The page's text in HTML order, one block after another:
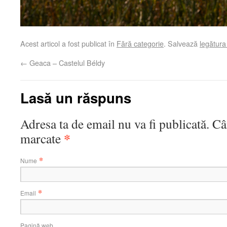
Acest articol a fost publicat în Fără categorie. Salvează
← Geaca – Castelul Béldy
Lasă un răspuns
Adresa ta de email nu va fi publicată.
marcate *
Nume *
Email *